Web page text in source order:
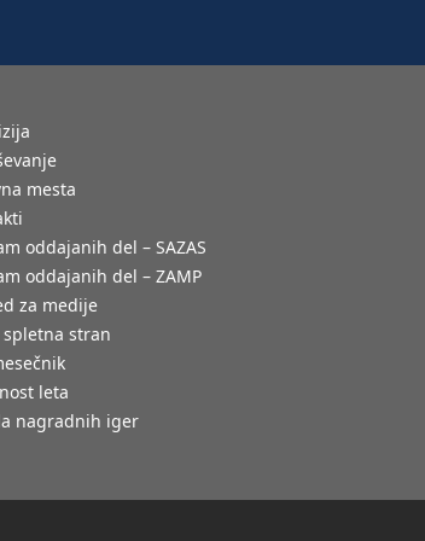
mesta
oddajanih del – SAZAS
oddajanih del – ZAMP
za medije
spletna stran
leta
nagradnih iger